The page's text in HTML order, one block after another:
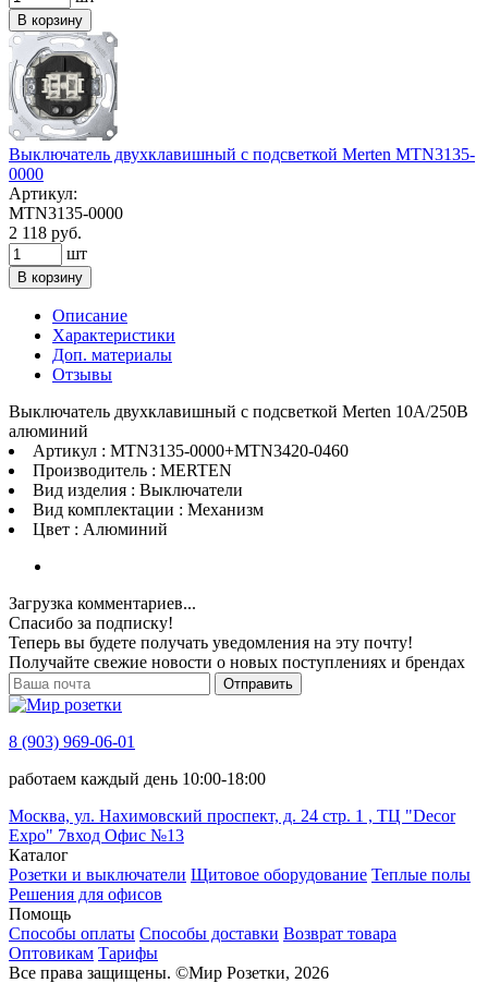
В корзину
Выключатель двухклавишный с подсветкой Merten MTN3135-
0000
Артикул:
MTN3135-0000
2 118 руб.
шт
В корзину
Описание
Характеристики
Доп. материалы
Отзывы
Выключатель двухклавишный с подсветкой Merten 10А/250В
алюминий
Артикул : MTN3135-0000+MTN3420-0460
Производитель : MERTEN
Вид изделия : Выключатели
Вид комплектации : Механизм
Цвет : Алюминий
Загрузка комментариев...
Спасибо за подписку!
Теперь вы будете получать уведомления на эту почту!
Получайте свежие новости о новых поступлениях и брендах
Отправить
8 (903) 969-06-01
работаем каждый день 10:00-18:00
Москва, ул. Нахимовский проспект, д. 24 стр. 1 , ТЦ "Decor
Expo" 7вход Офис №13
Каталог
Розетки и выключатели Щитовое оборудование Теплые полы
Решения для офисов
Помощь
Способы оплаты Способы доставки Возврат товара
Оптовикам Тарифы
Все права защищены. ©Мир Розетки, 2026